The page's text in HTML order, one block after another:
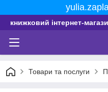
книжковий інтернет-
Товари та послуги